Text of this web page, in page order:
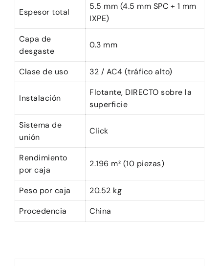
Espesor total
5.5 mm (4.5 mm SPC + 1 mm
IXPE)
Capa de
desgaste
0.3 mm
Clase de uso 32 / AC4 (tráfico alto)
Instalación
Flotante, DIRECTO sobre la
superficie
Sistema de
unión
Click
Rendimiento
por caja
2.196 m² (10 piezas)
Peso por caja
20.52 kg
Procedencia
China